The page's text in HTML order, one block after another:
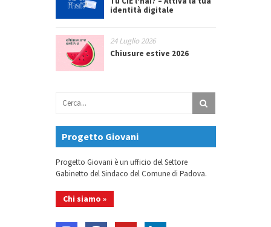
identità digitale
24 Luglio 2026
Chiusure estive 2026
Progetto Giovani
Progetto Giovani è un ufficio del Settore
Gabinetto del Sindaco del Comune di Padova.
Chi siamo »